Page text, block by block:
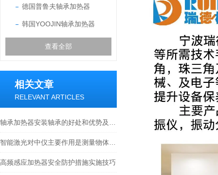
德国普鲁夫轴承加热器
韩国YOOJIN轴承加热器
查看全部
相关文章
RELEVANT ARTICLES
高频感应加热器安全防护措施实施技巧